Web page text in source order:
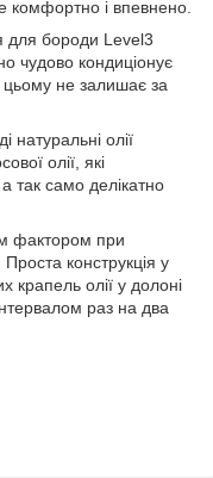
комфортно і впевнено.
для бороди Level3
чудово кондиціонує
цьому не залишає за
натуральні олії
олії, які
так само делікатно
фактором при
Проста конструкція у
крапель олії у долоні
раз на два